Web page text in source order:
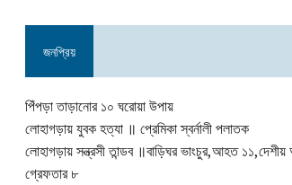
জনপ্রিয়
পিঁপড়া তাড়ানোর ১০ ঘরোয়া উপায়
লোহাগড়ায় যুবক হত্যা ॥ প্রেমিকা স্বর্নালী পলাতক
লোহাগড়ায় সন্ত্রসী তান্ডব ॥বাড়িঘর ভাংচুর,আহত ১১,দেশীয়
গ্রেফতার ৮